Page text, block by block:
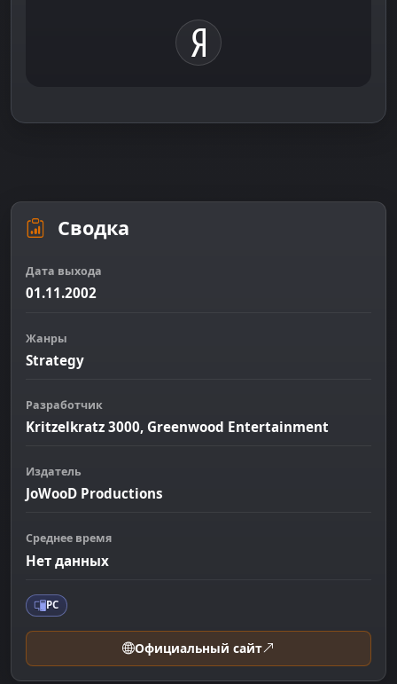
Сводка
Дата выхода
01.11.2002
Жанры
Strategy
Разработчик
Kritzelkratz 3000, Greenwood Entertainment
Издатель
JoWooD Productions
Среднее время
Нет данных
PC
Официальный сайт